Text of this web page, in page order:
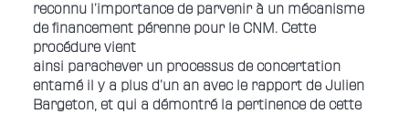
reconnu l’importance de parvenir à un mécanisme
de financement pérenne pour le CNM. Cette
procédure vient
ainsi parachever un processus de concertation
entamé il y a plus d’un an avec le rapport de Julien
Bargeton, et qui a démontré la pertinence de cette